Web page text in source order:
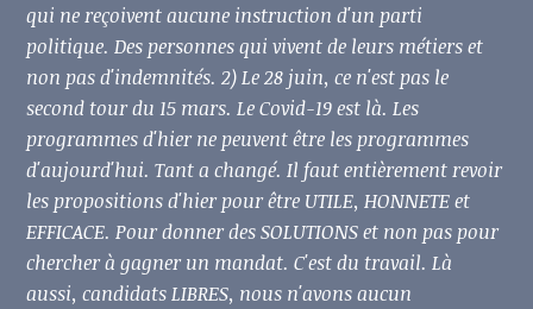
qui ne reçoivent aucune instruction d'un parti
politique. Des personnes qui vivent de leurs métiers et
non pas d'indemnités. 2) Le 28 juin, ce n'est pas le
second tour du 15 mars. Le Covid-19 est là. Les
programmes d'hier ne peuvent être les programmes
d'aujourd'hui. Tant a changé. Il faut entièrement revoir
les propositions d'hier pour être UTILE, HONNETE et
EFFICACE. Pour donner des SOLUTIONS et non pas pour
chercher à gagner un mandat. C'est du travail. Là
aussi, candidats LIBRES, nous n'avons aucun